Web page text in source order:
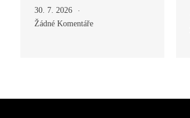
30. 7. 2026
Žádné Komentáře